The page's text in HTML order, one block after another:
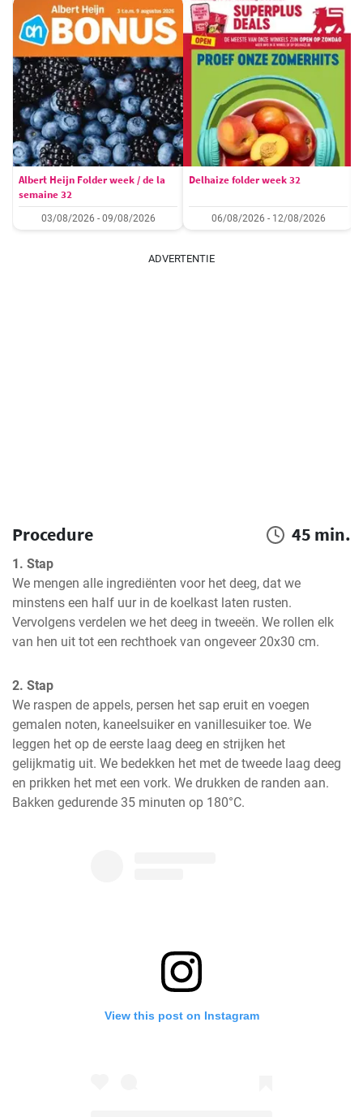
Albert Heijn Folder week / de la
semaine 32
03/08/2026 - 09/08/2026
Delhaize folder week 32
06/08/2026 - 12/08/2026
ADVERTENTIE
Procedure 45 min.
1. Stap
We mengen alle ingrediënten voor het deeg, dat we
minstens een half uur in de koelkast laten rusten.
Vervolgens verdelen we het deeg in tweeën. We rollen elk
van hen uit tot een rechthoek van ongeveer 20x30 cm.
2. Stap
We raspen de appels, persen het sap eruit en voegen
gemalen noten, kaneelsuiker en vanillesuiker toe. We
leggen het op de eerste laag deeg en strijken het
gelijkmatig uit. We bedekken het met de tweede laag deeg
en prikken het met een vork. We drukken de randen aan.
Bakken gedurende 35 minuten op 180°C.
View this post on Instagram